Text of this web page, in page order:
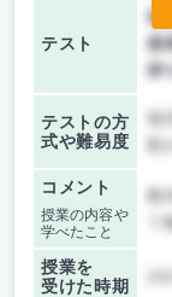
テスト
前
後
持
テストの方
式や難易度
コメント
授業の内容や
学べたこと
授業を
受けた時期